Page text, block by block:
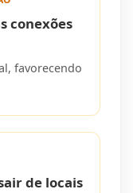
conexões
favorecendo
de locais